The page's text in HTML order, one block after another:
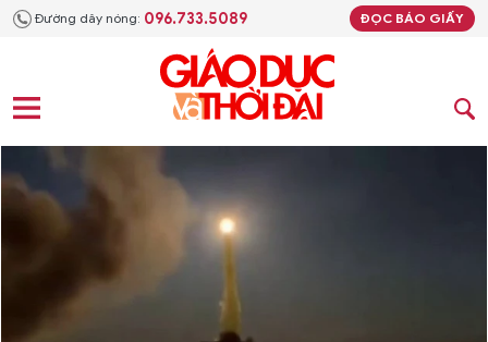
Đường dây nóng: 096.733.5089 ĐỌC BÁO GIẤY